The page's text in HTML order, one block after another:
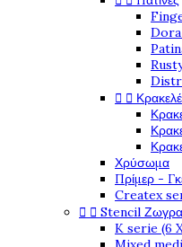
Dora
  Κρακελέ
Χρύσωμα
Πρίμερ -
Createx
  Stencil
K serie (6